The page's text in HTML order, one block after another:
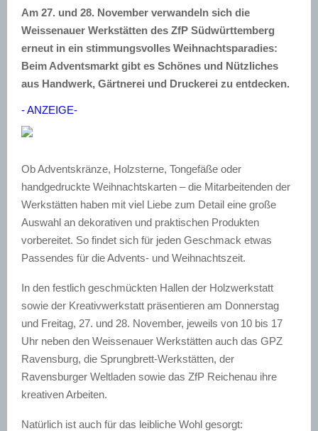
Am 27. und 28. November verwandeln sich die
Weissenauer Werkstätten des ZfP Südwürttemberg
erneut in ein stimmungsvolles Weihnachtsparadies:
Beim Adventsmarkt gibt es Schönes und Nützliches
aus Handwerk, Gärtnerei und Druckerei zu entdecken.
- ANZEIGE-
Ob Adventskränze, Holzsterne, Tongefäße oder
handgedruckte Weihnachtskarten – die Mitarbeitenden der
Werkstätten haben mit viel Liebe zum Detail eine große
Auswahl an dekorativen und praktischen Produkten
vorbereitet. So findet sich für jeden Geschmack etwas
Passendes für die Advents- und Weihnachtszeit.
In den festlich geschmückten Hallen der Holzwerkstatt
sowie der Kreativwerkstatt präsentieren am Donnerstag
und Freitag, 27. und 28. November, jeweils von 10 bis 17
Uhr neben den Weissenauer Werkstätten auch das GPZ
Ravensburg, die Sprungbrett-Werkstätten, der
Ravensburger Weltladen sowie das ZfP Reichenau ihre
kreativen Arbeiten.
Natürlich ist auch für das leibliche Wohl gesorgt: